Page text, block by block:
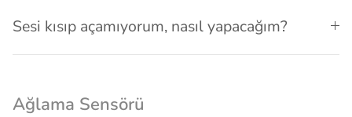
Sesi kısıp açamıyorum, nasıl yapacağım?
Ağlama Sensörü